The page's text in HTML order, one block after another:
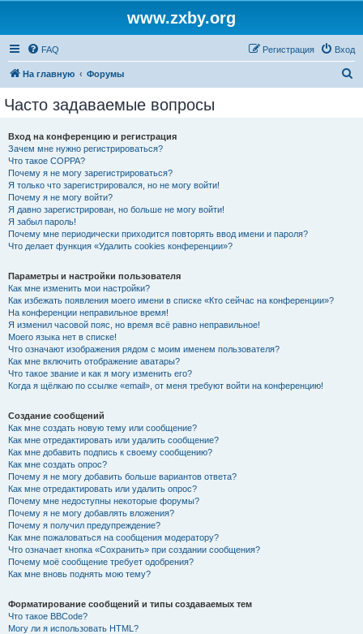
www.zxby.org
FAQ Вход
Регистрация
На главную Форумы
Часто задаваемые вопросы
Вход на конференцию и регистрация
Зачем мне нужно регистрироваться?
Что такое COPPA?
Почему я не могу зарегистрироваться?
Я только что зарегистрировался, но не могу войти!
Почему я не могу войти?
Я давно зарегистрирован, но больше не могу войти!
Я забыл пароль!
Почему мне периодически приходится повторять ввод имени и пароля?
Что делает функция «Удалить cookies конференции»?
Параметры и настройки пользователя
Как мне изменить мои настройки?
Как избежать появления моего имени в списке «Кто сейчас на конференции»?
На конференции неправильное время!
Я изменил часовой пояс, но время всё равно неправильное!
Моего языка нет в списке!
Что означают изображения рядом с моим именем пользователя?
Как мне включить отображение аватары?
Что такое звание и как я могу изменить его?
Когда я щёлкаю по ссылке «email», от меня требуют войти на конференцию!
Создание сообщений
Как мне создать новую тему или сообщение?
Как мне отредактировать или удалить сообщение?
Как мне добавить подпись к своему сообщению?
Как мне создать опрос?
Почему я не могу добавить больше вариантов ответа?
Как мне отредактировать или удалить опрос?
Почему мне недоступны некоторые форумы?
Почему я не могу добавлять вложения?
Почему я получил предупреждение?
Как мне пожаловаться на сообщения модератору?
Что означает кнопка «Сохранить» при создании сообщения?
Почему моё сообщение требует одобрения?
Как мне вновь поднять мою тему?
Форматирование сообщений и типы создаваемых тем
Что такое BBCode?
Могу ли я использовать HTML?